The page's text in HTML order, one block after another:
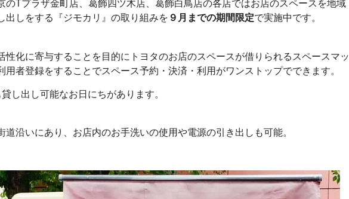
のTプラザ金町店、葛飾四ツ木店、葛飾白鳥店の各店ではお店のスペースを地域
出しをする『ジモカリ』の取り組みを ９月までの期間限定で実施中です。
性化に寄与することを目的にトヨタのお店のスペースが借りられるスペースマッ
用者登録をすることでスペース予約・決済・利用がワンストップでできます。
し出し可能なお日にちがあります。
道沿いにあり、お店内のお手洗いの使用や電源の引き出しも可能。